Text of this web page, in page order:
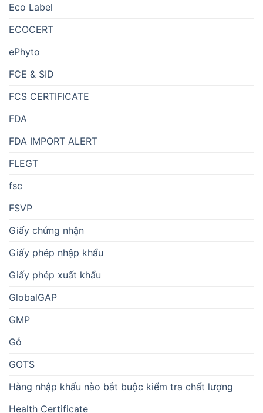
Eco Label
ECOCERT
ePhyto
FCE & SID
FCS CERTIFICATE
FDA
FDA IMPORT ALERT
FLEGT
fsc
FSVP
Giấy chứng nhận
Giấy phép nhập khẩu
Giấy phép xuất khẩu
GlobalGAP
GMP
Gỗ
GOTS
Hàng nhập khẩu nào bắt buộc kiểm tra chất lượng
Health Certificate